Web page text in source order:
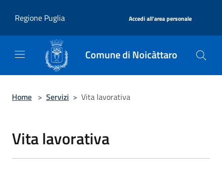
Regione Puglia
Accedi all'area personale
Comune di Noicàttaro
Home > Servizi > Vita lavorativa
Vita lavorativa